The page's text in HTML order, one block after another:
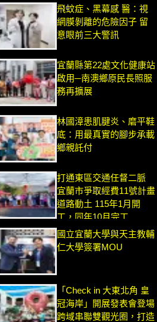
飛蚊症、黑幕感 醫：視
網膜剝離的危險因子 留
意眼前三大警訊
宜蘭縣第22處文化健康站
啟用─南澳鄉原民長照服
務再擴展
林國漳患肌腱炎、磨平鞋
底：用最真實的腳步承載
鄉親託付
打通東區交通任督二脈
宜蘭市爭取經費11號計畫
道路動土 115年1月開
工，同年10月完工
國立宜蘭大學與天主教輔
仁大學簽署MOU
「Check in 大東北角 皇
冠海岸」開展發表會登場
跨域串聯雙觀光圈，打造